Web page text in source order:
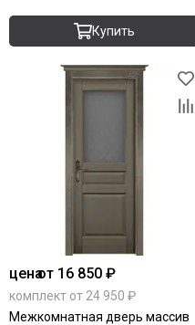
Черные
Шампань
Brown dreamline
Cream silk
RAL 9003
RAL 7047
RAL 7044
Купить
ценаот 16 850 ₽
комплект от 24 950 ₽
Межкомнатная дверь массив